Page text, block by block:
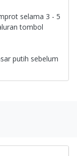
selama 3 - 5
tombol
putih sebelum